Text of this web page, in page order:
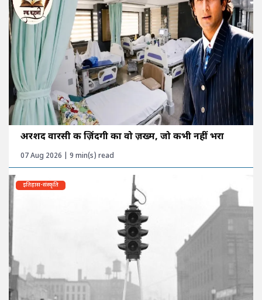
अरशद वारसी की ज़िंदगी का वो ज़ख्म, जो कभी नहीं भरा
07 Aug 2026 | 9 min(s) read
इतिहास-संस्कृति